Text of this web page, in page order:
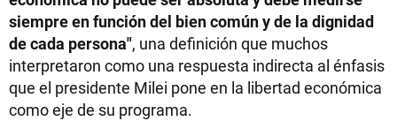
siempre en función del bien común y de la dignidad
de cada persona", una definición que muchos
interpretaron como una respuesta indirecta al énfasis
que el presidente Milei pone en la libertad económica
como eje de su programa.